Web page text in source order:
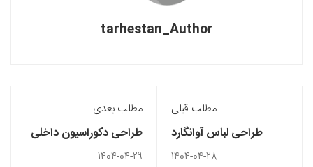
tarhestan_Author
مطلب قبلی
طراحی لباس آوانگارد
1404-04-28
مطلب بعدی
طراحی دکوراسیون داخلی
کافی شاپ
1404-04-29